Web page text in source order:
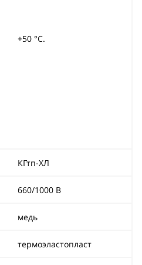
+50 °С.
КГтп-ХЛ
660/1000 В
медь
термоэластопласт